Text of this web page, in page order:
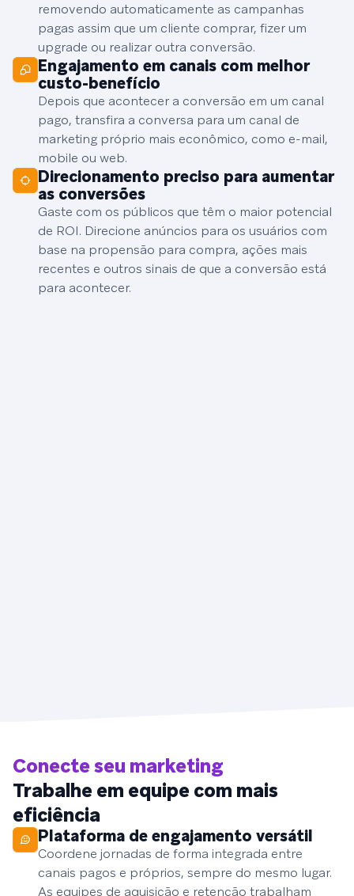
removendo automaticamente as campanhas
pagas assim que um cliente comprar, fizer um
upgrade ou realizar outra conversão.
Engajamento em canais com melhor
custo-benefício
Depois que acontecer a conversão em um canal
pago, transfira a conversa para um canal de
marketing próprio mais econômico, como e-mail,
mobile ou web.
Direcionamento preciso para aumentar
as conversões
Gaste com os públicos que têm o maior potencial
de ROI. Direcione anúncios para os usuários com
base na propensão para compra, ações mais
recentes e outros sinais de que a conversão está
para acontecer.
Conecte seu marketing
Trabalhe em equipe com mais
eficiência
Plataforma de engajamento versátil
Coordene jornadas de forma integrada entre
canais pagos e próprios, sempre do mesmo lugar.
As equipes de aquisição e retenção trabalham